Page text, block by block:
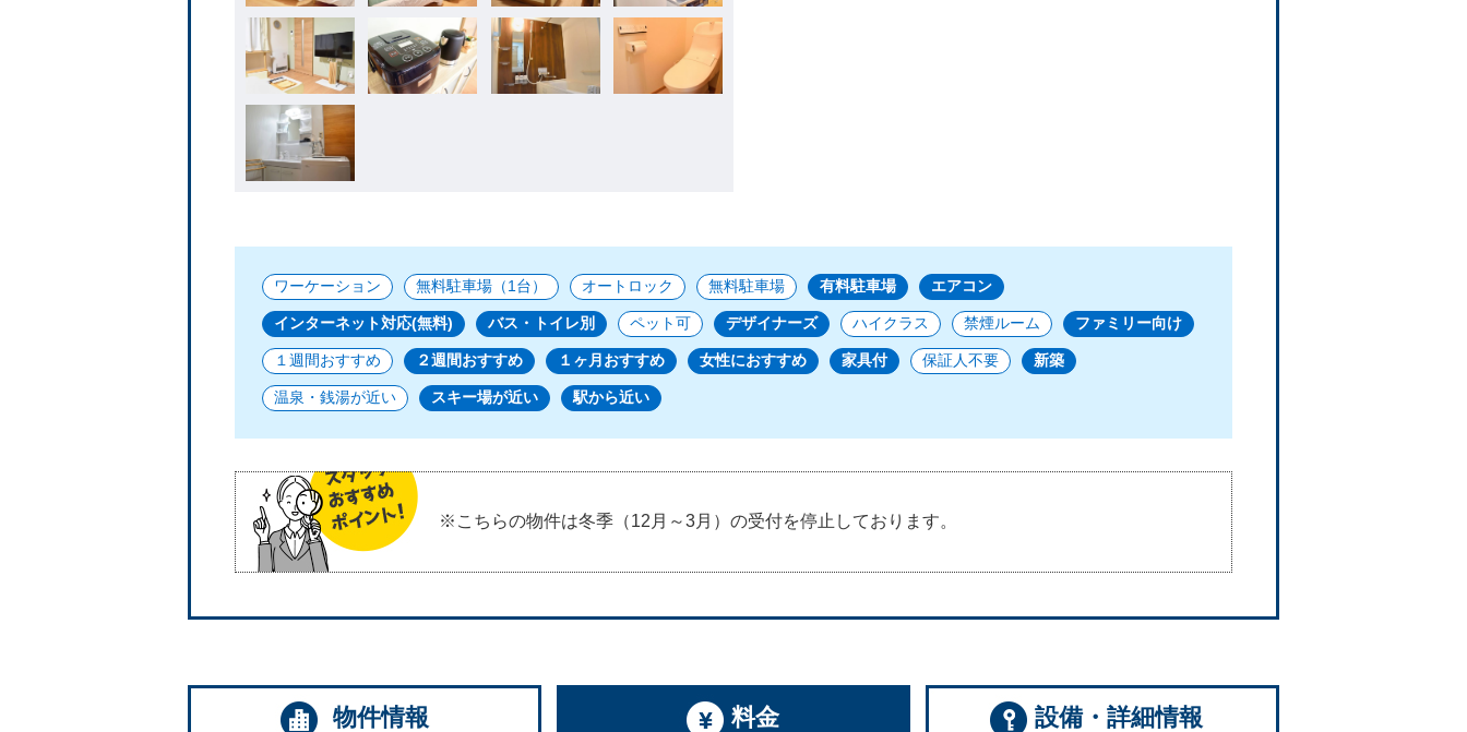
ワーケーション 無料駐車場（1台） オートロック 無料駐車場 有料駐車場 エアコン
インターネット対応(無料) バス・トイレ別 ペット可 デザイナーズ ハイクラス 禁煙ルーム ファミリー向け
１週間おすすめ ２週間おすすめ １ヶ月おすすめ 女性におすすめ 家具付 保証人不要 新築
温泉・銭湯が近い スキー場が近い 駅から近い
※こちらの物件は冬季（12月～3月）の受付を停止しております。
物件情報 料金 設備・詳細情報